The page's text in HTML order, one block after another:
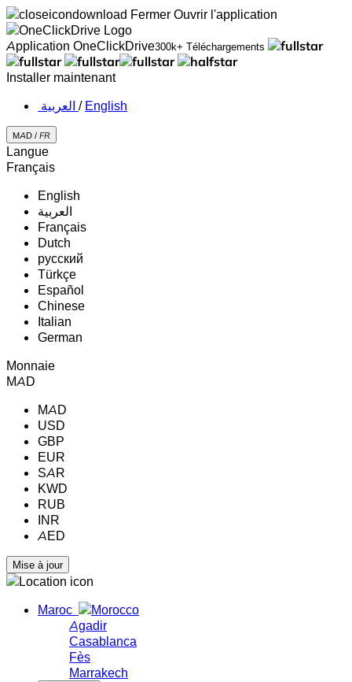
Fermer Ouvrir l'application
Application OneClickDrive300k+ Téléchargements
Installer maintenant
‏العربية ‏ / English
MAD / FR
Langue
Français
English
‏العربية‏
Français
Dutch
русский
Türkçe
Español
Chinese
Italian
German
Monnaie
MAD
MAD
USD
GBP
EUR
SAR
KWD
RUB
INR
AED
Maroc
Agadir
Casablanca
Fès
Marrakech